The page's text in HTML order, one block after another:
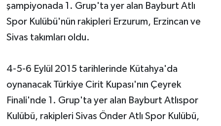
şampiyonada 1. Grup'ta yer alan Bayburt Atlı
Spor Kulübü'nün rakipleri Erzurum, Erzincan ve
Sivas takımları oldu.
4-5-6 Eylül 2015 tarihlerinde Kütahya'da
oynanacak Türkiye Cirit Kupası'nın Çeyrek
Finali'nde 1. Grup'ta yer alan Bayburt Atlıspor
Kulübü, rakipleri Sivas Önder Atlı Spor Kulübü,